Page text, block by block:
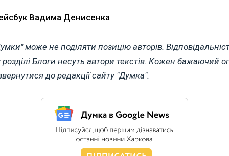
Вадима Денисенка
може не поділяти позицію авторів.
розділі Блоги несуть автори текстів. Кожен бажаючий
до редакції сайту "Думка".